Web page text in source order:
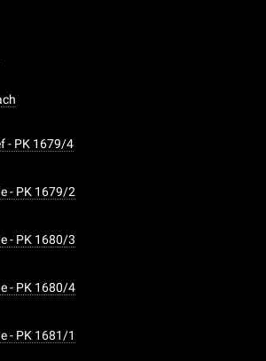
- PK 1679/4
- PK 1679/2
- PK 1680/3
- PK 1680/4
- PK 1681/1